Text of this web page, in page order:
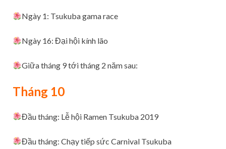
Ngày 1: Tsukuba gama race
Ngày 16: Đại hội kính lão
Giữa tháng 9 tới tháng 2 năm sau:
Tháng 10
Đầu tháng: Lễ hội Ramen Tsukuba 2019
Đầu tháng: Chạy tiếp sức Carnival Tsukuba